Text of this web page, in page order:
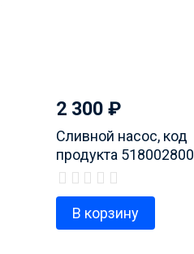
2 300₽
Сливной насос, код
продукта 518002800
В корзину